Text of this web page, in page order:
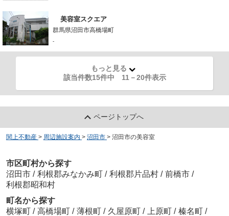
美容室スクエア
群馬県沼田市高橋場町
-
もっと見る
該当件数15件中 11 －20件表示
ページトップへ
関上不動産 > 周辺施設案内 > 沼田市 > 沼田市の美容室
市区町村から探す
沼田市 / 利根郡みなかみ町 / 利根郡片品村 / 前橋市 /
利根郡昭和村
町名から探す
横塚町 / 高橋場町 / 薄根町 / 久屋原町 / 上原町 / 榛名町 /